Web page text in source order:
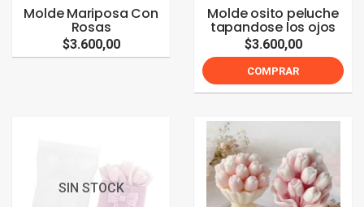
Molde Mariposa Con
Rosas
$3.600,00
Molde osito peluche
tapandose los ojos
$3.600,00
COMPRAR
SIN STOCK